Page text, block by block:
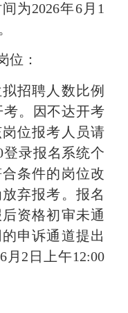
为2026年6月1
位：
招聘人数比例
考。因不达开考
位报考人员请
登录报名系统个
条件的岗位改
弃报考。报名
资格初审未通
申诉通道提出
月2日上午12:00